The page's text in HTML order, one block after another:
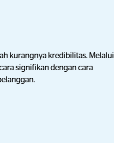
kurangnya kredibilitas. Melalui
signifikan dengan cara